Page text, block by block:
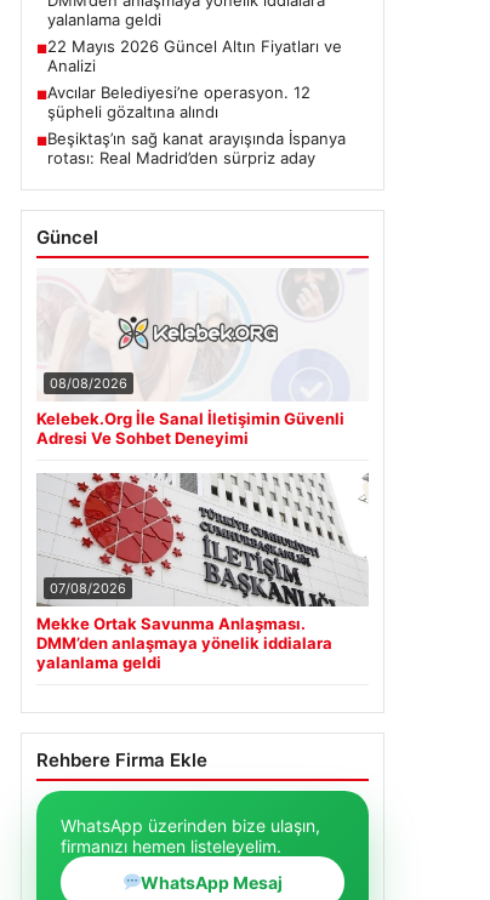
yalanlama geldi
■22 Mayıs 2026 Güncel Altın Fiyatları ve
Analizi
■Avcılar Belediyesi’ne operasyon. 12
şüpheli gözaltına alındı
■Beşiktaş’ın sağ kanat arayışında İspanya
rotası: Real Madrid’den sürpriz aday
Güncel
08/08/2026
Kelebek.Org İle Sanal İletişimin Güvenli
Adresi Ve Sohbet Deneyimi
07/08/2026
Mekke Ortak Savunma Anlaşması.
DMM’den anlaşmaya yönelik iddialara
yalanlama geldi
Rehbere Firma Ekle
WhatsApp üzerinden bize ulaşın,
firmanızı hemen listeleyelim.
WhatsApp Mesaj